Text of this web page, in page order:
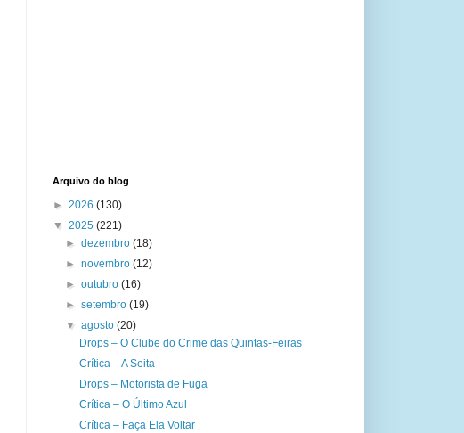
Arquivo do blog
► 2026 (130)
▼ 2025 (221)
►dezembro(18)
►novembro(12)
►outubro(16)
►setembro(19)
▼agosto(20)
Drops – O Clube do Crime das Quintas-Feiras
Crítica – A Seita
Drops – Motorista de Fuga
Crítica – O Último Azul
Crítica – Faça Ela Voltar